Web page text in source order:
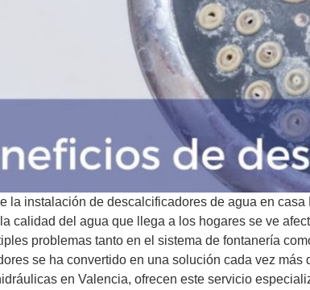
la instalación de descalcificadores de agua en
calidad del agua que llega a los hogares se ve
problemas tanto en el sistema de fontanería
se ha convertido en una solución cada vez
en Valencia, ofrecen este servicio